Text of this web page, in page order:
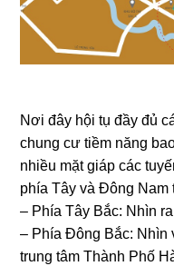
Nơi đây hội tụ đầy đủ
chung cư tiềm năng
nhiều mặt giáp các
phía Tây và Đông Nam
– Phía Tây Bắc: Nhìn
– Phía Đông Bắc: Nhìn
trung tâm Thành Phố